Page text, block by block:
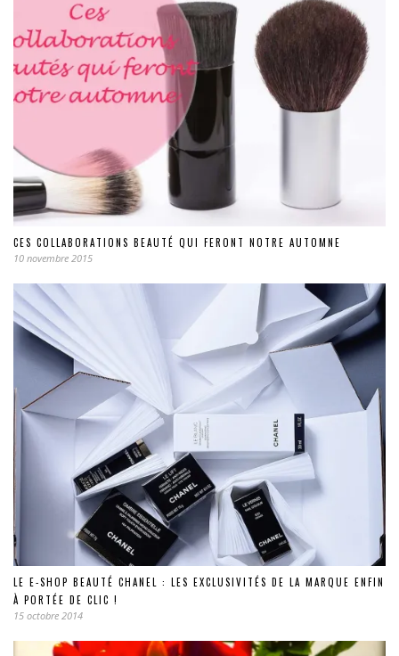
CES COLLABORATIONS BEAUTÉ QUI FERONT NOTRE AUTOMNE
10 novembre 2015
LE E-SHOP BEAUTÉ CHANEL : LES EXCLUSIVITÉS DE LA MARQUE ENFIN
À PORTÉE DE CLIC !
15 octobre 2014